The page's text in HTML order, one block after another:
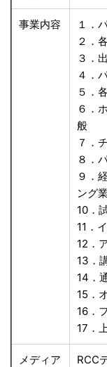
事業内容
１．
２．
３．
４．
５．
６．
般
７．
８．
９．
ング
10．
11．
12．
13．
14．
15．
16．
17．
メディア
RCC